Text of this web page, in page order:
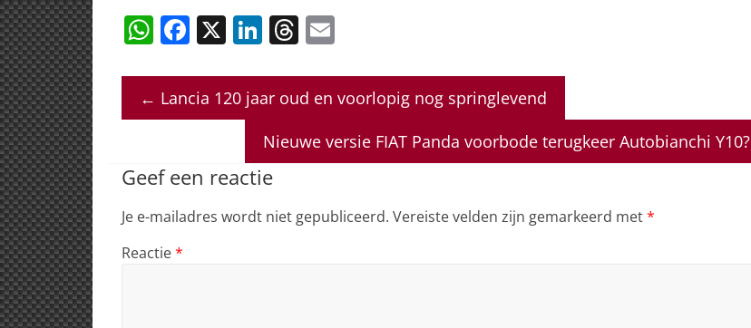
W
at
s
p
p
F
c
e
o
o
k
X Li
k
e
dI
n
T
re
a
d
s
ai
l
← Lancia 120 jaar oud en voorlopig nog springlevend
Nieuwe versie FIAT Panda voorbode terugkeer Autobianchi Y10?
Geef een reactie
Je e-mailadres wordt niet gepubliceerd. Vereiste velden zijn gemarkeerd met*
Reactie*